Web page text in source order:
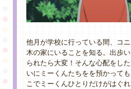
他月が学校に行っている間、
コ
木の家にいることを知る。 出歩
られたら大変！そんな心配をした
いにミーくんたちをを預かっても
こでミーくんひとりだけがはぐ